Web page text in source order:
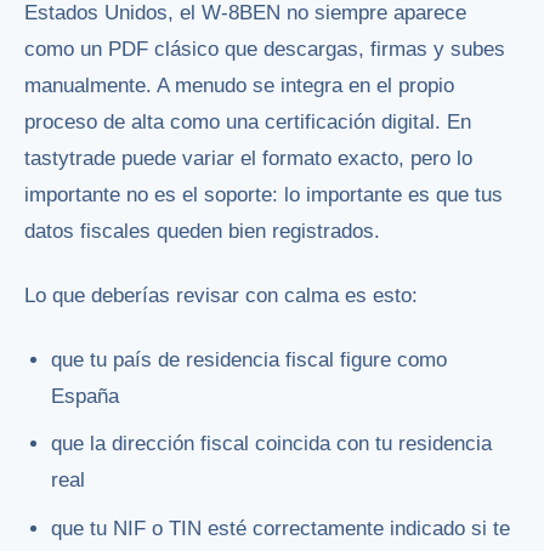
Estados Unidos, el W-8BEN no siempre aparece
como un PDF clásico que descargas, firmas y subes
manualmente. A menudo se integra en el propio
proceso de alta como una certificación digital. En
tastytrade puede variar el formato exacto, pero lo
importante no es el soporte: lo importante es que tus
datos fiscales queden bien registrados.
Lo que deberías revisar con calma es esto:
que tu país de residencia fiscal figure como
España
que la dirección fiscal coincida con tu residencia
real
que tu NIF o TIN esté correctamente indicado si te